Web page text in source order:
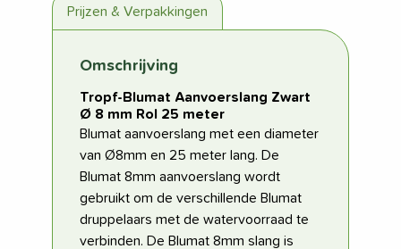
Prijzen & Verpakkingen
Omschrijving
Tropf-Blumat Aanvoerslang Zwart
Ø 8 mm Rol 25 meter
Blumat aanvoerslang met een diameter
van Ø8mm en 25 meter lang. De
Blumat 8mm aanvoerslang wordt
gebruikt om de verschillende Blumat
druppelaars met de watervoorraad te
verbinden. De Blumat 8mm slang is